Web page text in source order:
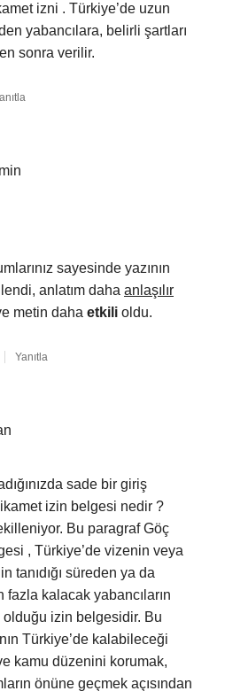
izni . Türkiye’de uzun
yabancılara, belirli şartları
sonra verilir.
sayesinde yazının
anlatım daha anlaşılır
metin daha etkili oldu.
Yanıtla
sade bir giriş
ikamet izin belgesi nedir ?
Bu paragraf Göç
, Türkiye’de vizenin veya
tanıdığı süreden ya da
fazla kalacak yabancıların
izin belgesidir. Bu
Türkiye’de kalabileceği
kamu düzenini korumak,
önüne geçmek açısından